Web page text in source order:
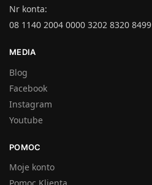
Nr konta:
08 1140 2004 0000 3202 8320 8499
MEDIA
Blog
Facebook
Instagram
Youtube
POMOC
Moje konto